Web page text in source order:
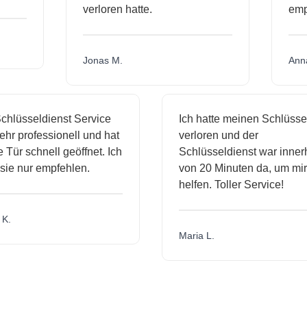
verloren hatte.
Jonas M.
Service
professionell und hat
schnell geöffnet. Ich
nur empfehlen.
Ich hatte meinen Schlüssel
verloren und der
Schlüsseldienst war
von 20 Minuten da, um mir
helfen. Toller Service!
Maria L.